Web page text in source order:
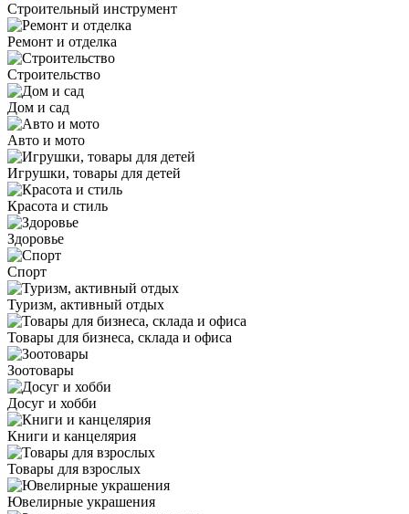
Строительный инструмент
Ремонт и отделка
Строительство
Дом и сад
Авто и мото
Игрушки, товары для детей
Красота и стиль
Здоровье
Спорт
Туризм, активный отдых
Товары для бизнеса, склада и офиса
Зоотовары
Досуг и хобби
Книги и канцелярия
Товары для взрослых
Ювелирные украшения